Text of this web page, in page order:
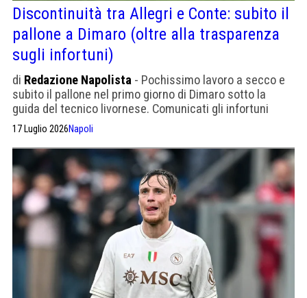
Discontinuità tra Allegri e Conte: subito il
pallone a Dimaro (oltre alla trasparenza
sugli infortuni)
di Redazione Napolista - Pochissimo lavoro a secco e
subito il pallone nel primo giorno di Dimaro sotto la
guida del tecnico livornese. Comunicati gli infortuni
17 Luglio 2026Napoli